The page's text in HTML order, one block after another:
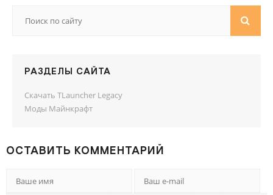
РАЗДЕЛЫ САЙТА
Скачать TLauncher Legacy
Моды Майнкрафт
ОСТАВИТЬ КОММЕНТАРИЙ